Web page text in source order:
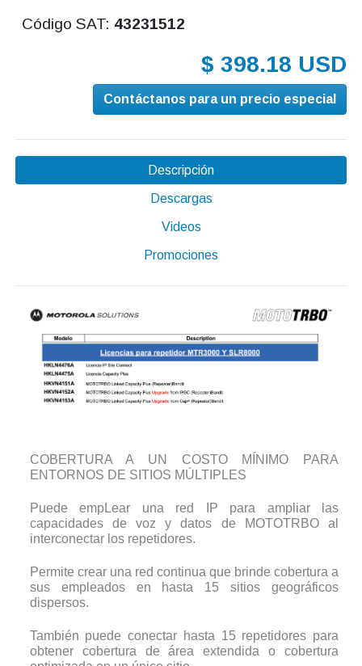
Código SAT: 43231512
$ 398.18 USD
Contáctanos para un precio especial
Descripción
Descargas
Videos
Promociones
COBERTURA A UN COSTO MÍNIMO PARA
ENTORNOS DE SITIOS MÚLTIPLES
Puede empLear una red IP para ampliar las
capacidades de voz y datos de MOTOTRBO al
interconectar los repetidores.
Permite crear una red continua que brinde cobertura a
sus empleados en hasta 15 sitios geográficos
dispersos.
También puede conectar hasta 15 repetidores para
obtener cobertura de área extendida o cobertura